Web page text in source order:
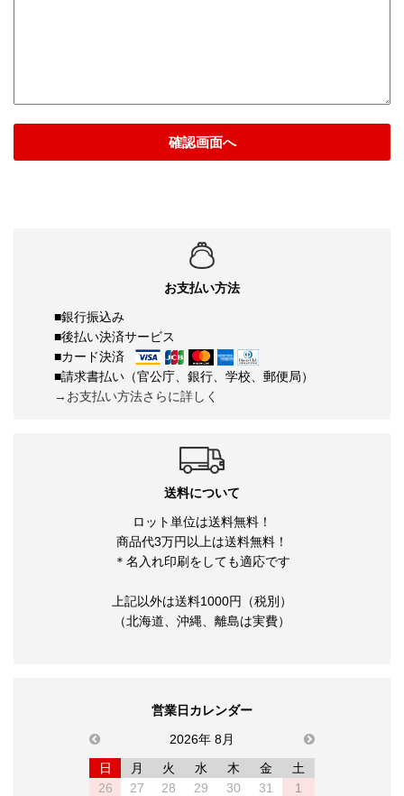
確認画面へ
お支払い方法
■銀行振込み
■後払い決済サービス
■カード決済
■請求書払い（官公庁、銀行、学校、郵便局）
→お支払い方法さらに詳しく
送料について
ロット単位は送料無料！
商品代3万円以上は送料無料！
＊名入れ印刷をしても適応です
上記以外は送料1000円（税別）
（北海道、沖縄、離島は実費）
営業日カレンダー
previous
2026年 8月
next
日
月 火 水 木 金
土
26
27 28 29 30 31 1